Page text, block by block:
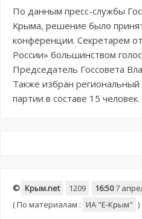
По данным пресс-службы
Крыма, решение было
конференции. Секретарем
России» большинством
Председатель Госсовета
Также избран региональный
партии в составе 15 человек.
© Крым.net 1209 16:507
(По материалам : ИА "E-Крым" )